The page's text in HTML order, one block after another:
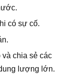
có sự cố.
chia sẻ các
lượng lớn.